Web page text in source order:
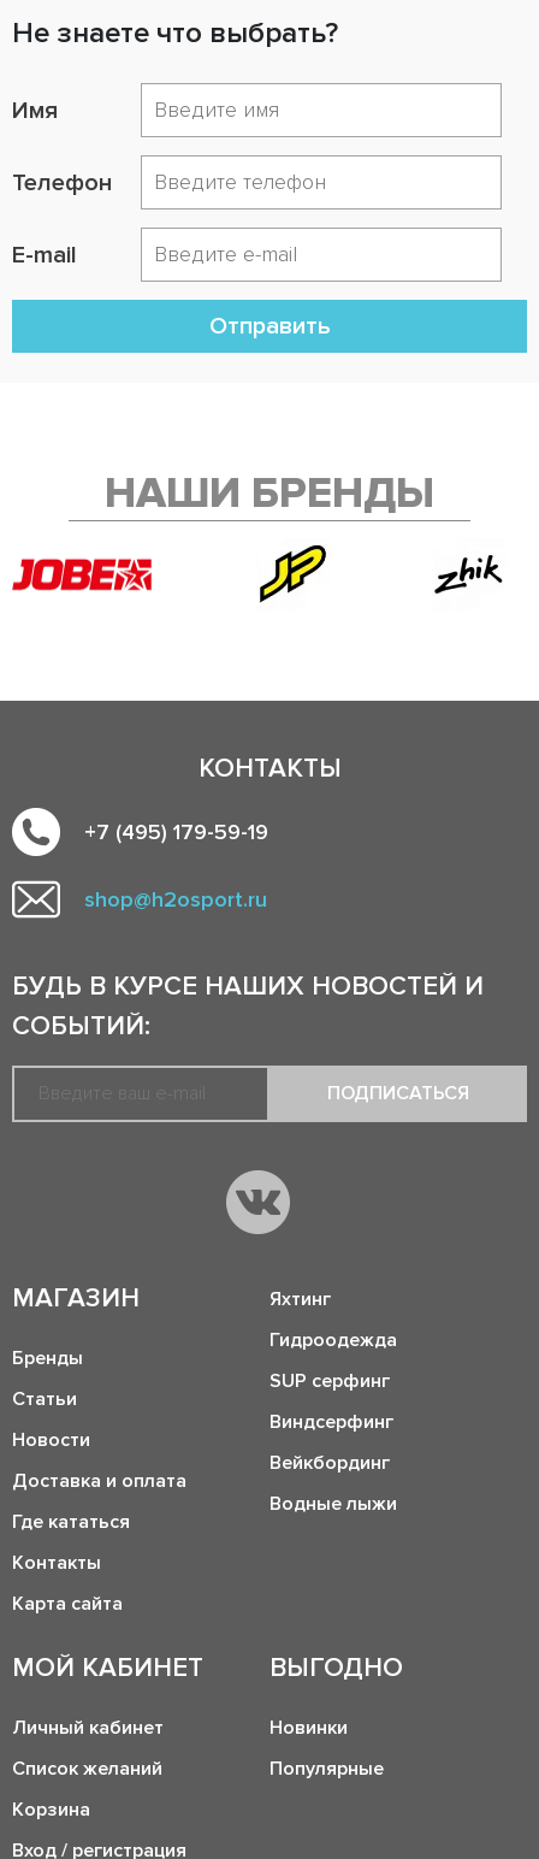
Не знаете что выбрать?
Имя
Телефон
E-mail
Отправить
НАШИ БРЕНДЫ
КОНТАКТЫ
+7 (495) 179-59-19
shop@h2osport.ru
БУДЬ В КУРСЕ НАШИХ НОВОСТЕЙ И
СОБЫТИЙ:
ПОДПИСАТЬСЯ
МАГАЗИН
Бренды
Статьи
Новости
Доставка и оплата
Где кататься
Контакты
Карта сайта
Яхтинг
Гидроодежда
SUP серфинг
Виндсерфинг
Вейкбординг
Водные лыжи
МОЙ КАБИНЕТ
Личный кабинет
Список желаний
Корзина
Вход / регистрация
ВЫГОДНО
Новинки
Популярные